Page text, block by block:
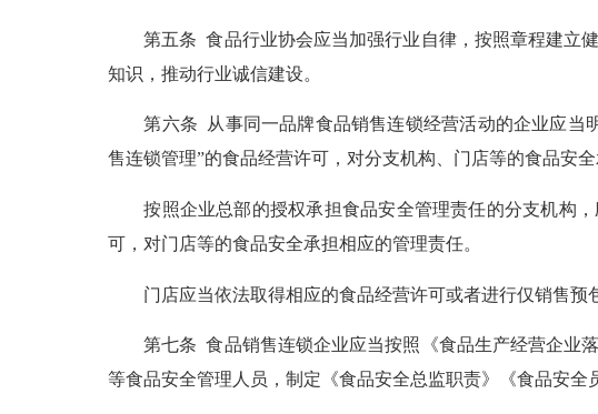
第五条 食品行业协会应当加强行业自律，按照章程建立健
知识，推动行业诚信建设。
第六条 从事同一品牌食品销售连锁经营活动的企业应当明
售连锁管理”的食品经营许可，对分支机构、门店等的食品安全
按照企业总部的授权承担食品安全管理责任的分支机构，
可，对门店等的食品安全承担相应的管理责任。
门店应当依法取得相应的食品经营许可或者进行仅销售预
第七条 食品销售连锁企业应当按照《食品生产经营企业落
等食品安全管理人员，制定《食品安全总监职责》《食品安全